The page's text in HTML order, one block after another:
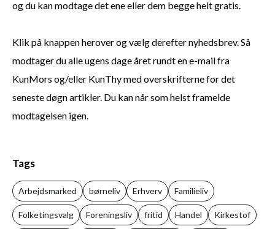
og du kan modtage det ene eller dem begge helt gratis.
Klik på knappen herover og vælg derefter nyhedsbrev. Så
modtager du alle ugens dage året rundt en e-mail fra
KunMors og/eller KunThy med overskrifterne for det
seneste døgn artikler. Du kan når som helst framelde
modtagelsen igen.
Tags
Arbejdsmarked børneliv Erhverv Familieliv
Folketingsvalg Foreningsliv fritid Handel Kirkestof